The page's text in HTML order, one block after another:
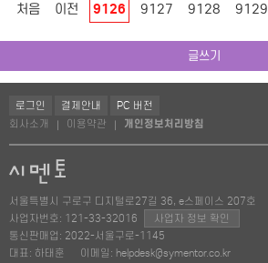
처음 이전 9126 9127 9128 9129
글쓰기
로그인 결제안내
PC 버전
회사소개
이용약관 개인정보처리방침
서울특별시 구로구 디지털로27길 36, e스페이스 207호
사업자번호: 121-33-32016
사업자 정보 확인
통신판매업: 2022-서울구로-1145
대표: 하태훈
이메일: helpdesk@symentor.co.kr